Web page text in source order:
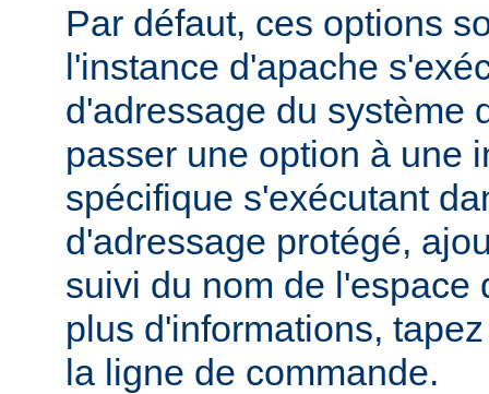
Par défaut, ces options
l'instance d'apache
d'adressage du système
passer une option à une
spécifique s'exécutant
d'adressage protégé,
suivi du nom de l'espace
plus d'informations,
la ligne de commande.